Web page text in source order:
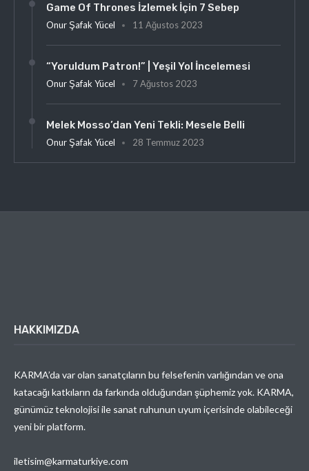
Game Of Thrones İzlemek İçin 7 Sebep
Onur Şafak Yücel 11 Ağustos 2023
“Yoruldum Patron!” | Yeşil Yol İncelemesi
Onur Şafak Yücel 7 Ağustos 2023
Melek Mosso’dan Yeni Tekli: Mesele Belli
Onur Şafak Yücel 28 Temmuz 2023
HAKKIMIZDA
KARMA’da var olan sanatçıların bu felsefenin varlığından ve ona
katacağı katkıların da farkında olduğundan şüphemiz yok. KARMA,
günümüz teknolojisi ile sanat ruhunun uyum içerisinde olabileceği
yeni bir platform.
iletisim@karmaturkiye.com